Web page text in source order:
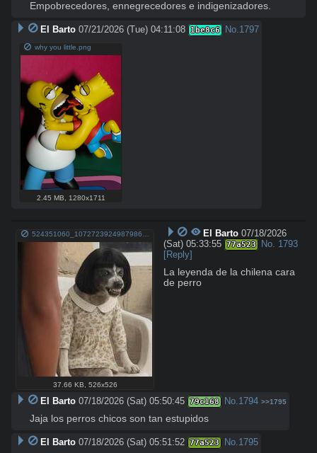
Empobrecedores, ennegrecedores e indigenizadores.
El Barto 07/21/2026 (Tue) 04:11:08 1be8c6 No.1797
why you little.png
2.45 MB, 1280x1711
37.66 KB 526x526
El Barto 07/18/2026
(Sat) 05:33:55 77a523 No. 1793
[Reply]
La leyenda de la chilena cara
de perro
El Barto 07/18/2026 (Sat) 05:50:45 79c168 No. 1794 >>1795
Jaja los perros chicos son tan estupidos
El Barto 07/18/2026 (Sat) 05:51:52 77a523 No. 1795